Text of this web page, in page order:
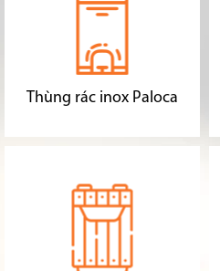
Thùng rác inox Paloca